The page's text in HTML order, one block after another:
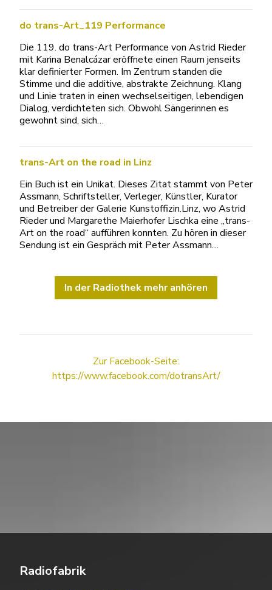
do trans-Art_119 Performance
Die 119. do trans-Art Performance von Astrid Rieder
mit Karina Benalcázar eröffnete einen Raum jenseits
klar definierter Formen. Im Zentrum standen die
Stimme und die additive, abstrakte Zeichnung. Klang
und Linie traten in einen wechselseitigen, lebendigen
Dialog, verdichteten sich. Obwohl Sängerinnen es
gewohnt sind, sich…
trans-Art on the road in Linz
Ein Buch ist ein Unikat. Dieses Zitat stammt von Peter
Assmann, Schriftsteller, Verleger, Künstler, Kurator
und Betreiber der Galerie Kunstoffizin.Linz, wo Astrid
Rieder und Margarethe Maierhofer Lischka eine „trans-
Art on the road“ aufführen konnten. Zu hören in dieser
Sendung ist ein Gespräch mit Peter Assmann…
In der Radiothek mehr anhören
Zur Facebook-Seite:
https://www.facebook.com/dotransArt/
Radiofabrik